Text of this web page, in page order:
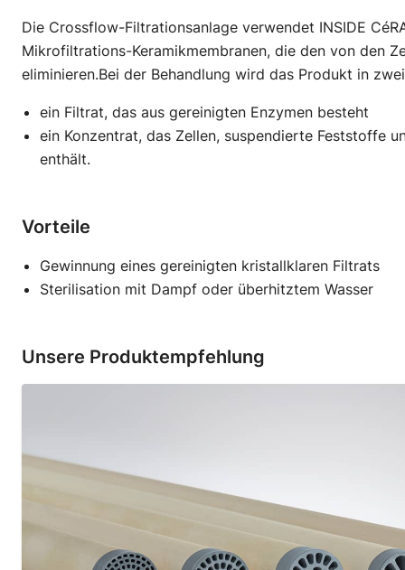
Die Crossflow-Filtrationsanlage verwendet INSIDE
Mikrofiltrations-Keramikmembranen, die den von den
eliminieren.Bei der Behandlung wird das Produkt in
ein Filtrat, das aus gereinigten Enzymen besteht
ein Konzentrat, das Zellen, suspendierte Feststoffe
enthält.
Vorteile
Gewinnung eines gereinigten kristallklaren Filtrats
Sterilisation mit Dampf oder überhitztem Wasser
Unsere Produktempfehlung